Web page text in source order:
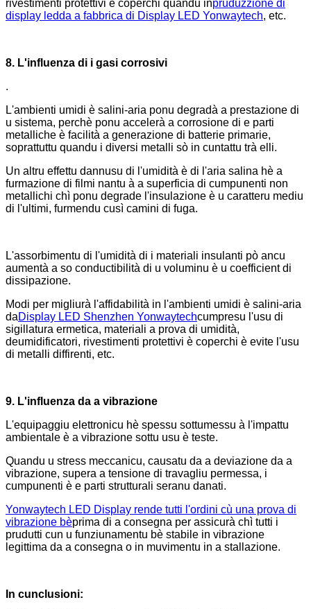
rivestimenti protettivi è coperchi quandu inpruduzzione di
display ledda a fabbrica di Display LED Yonwaytech, etc.
8. L'influenza di i gasi corrosivi
.
L'ambienti umidi è salini-aria ponu degradà a prestazione di
u sistema, perchè ponu accelerà a corrosione di e parti
metalliche è facilità a generazione di batterie primarie,
soprattuttu quandu i diversi metalli sò in cuntattu trà elli.
Un altru effettu dannusu di l'umidità è di l'aria salina hè a
furmazione di filmi nantu à a superficia di cumpunenti non
metallichi chì ponu degrade l'insulazione è u caratteru mediu
di l'ultimi, furmendu cusì camini di fuga.
L'assorbimentu di l'umidità di i materiali insulanti pò ancu
aumentà a so conductibilità di u voluminu è u coefficient di
dissipazione.
Modi per migliurà l'affidabilità in l'ambienti umidi è salini-aria
daDisplay LED Shenzhen Yonwaytechcumpresu l'usu di
sigillatura ermetica, materiali a prova di umidità,
deumidificatori, rivestimenti protettivi è coperchi è evite l'usu
di metalli diffirenti, etc.
9. L'influenza da a vibrazione
L'equipaggiu elettronicu hè spessu sottumessu à l'impattu
ambientale è a vibrazione sottu usu è teste.
Quandu u stress meccanicu, causatu da a deviazione da a
vibrazione, supera a tensione di travagliu permessa, i
cumpunenti è e parti strutturali seranu danati.
Yonwaytech LED Display rende tutti l'ordini cù una prova di
vibrazione bèprima di a consegna per assicurà chì tutti i
prudutti cun u funziunamentu bè stabile in vibrazione
legittima da a consegna o in muvimentu in a stallazione.
In cunclusioni: